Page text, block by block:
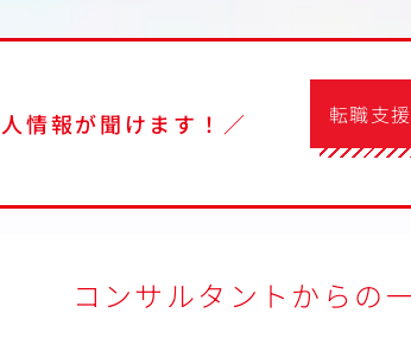
情報が聞けます！／ 転職支
コンサルタントからの